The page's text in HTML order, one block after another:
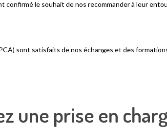
confirmé le souhait de nos recommander à leur
sont satisfaits de nos échanges et des
une prise en